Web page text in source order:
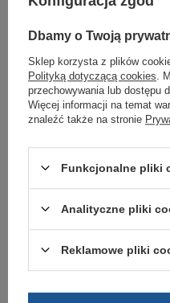
oryginalny i pochodzi z oficjalnej
W ciągu 30 dni możesz dokonać
podania przyczyny.,
Kolor
Materiał zewnętrzny
Zapięcie
centymetrach
Więcej
Dbamy o Twoją
Sklep korzysta z plików
Polityką dotyczącą cookies .
przechowywania lub dostępu
Więcej informacji na temat
znaleźć także na stronie
Funkcjonalne pliki
Analityczne pliki
Reklamowe pliki